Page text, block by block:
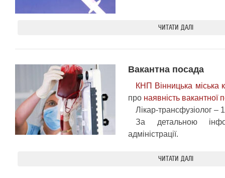
ЧИТАТИ ДАЛІ
Вакантна посада
КНП Вінницька міська
про наявність вакантної
Лікар-трансфузіолог –
За детальною
адміністрації.
ЧИТАТИ ДАЛІ